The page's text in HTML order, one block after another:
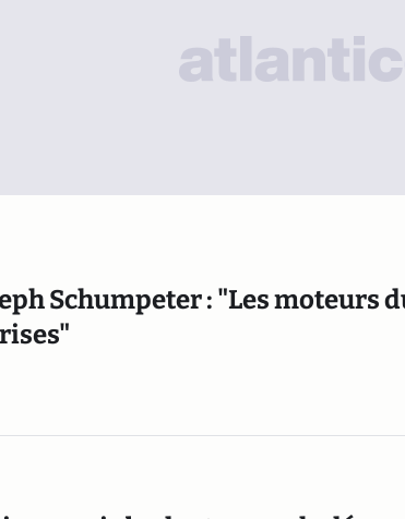
Schumpeter : "Les moteurs